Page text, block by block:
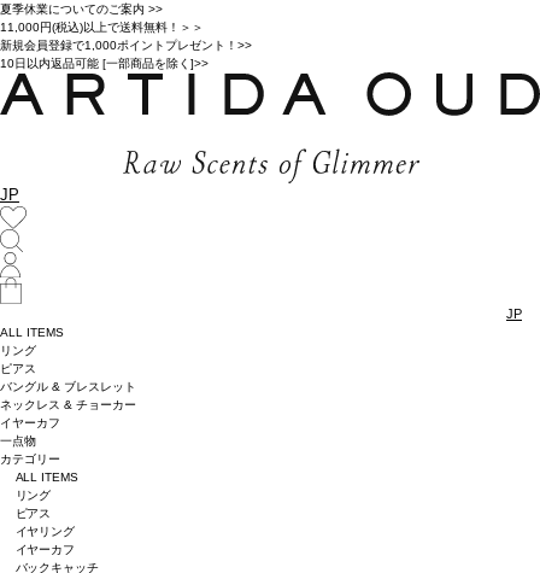
夏季休業についてのご案内 >>
11,000円(税込)以上で送料無料！＞＞
新規会員登録で1,000ポイントプレゼント！>>
10日以内返品可能 [一部商品を除く]>>
JP
JP
ALL ITEMS
リング
ピアス
バングル & ブレスレット
ネックレス & チョーカー
イヤーカフ
一点物
カテゴリー
ALL ITEMS
リング
ピアス
イヤリング
イヤーカフ
バックキャッチ